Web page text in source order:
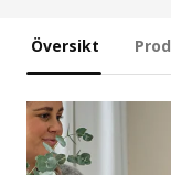
Översikt